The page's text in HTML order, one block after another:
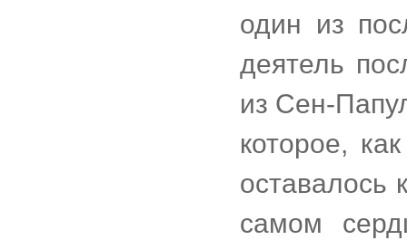
один из
деятель
из Сен-
которое,
оставалось
самом